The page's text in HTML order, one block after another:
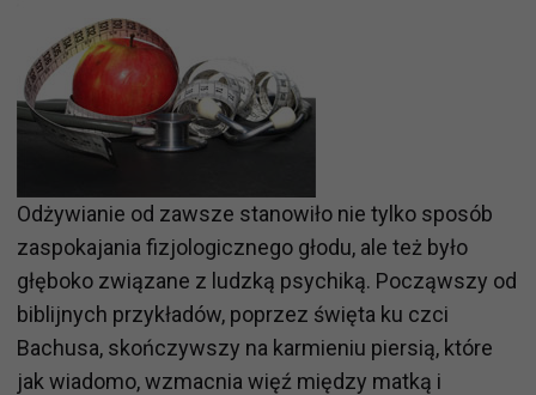
Odżywianie od zawsze stanowiło nie tylko sposób
zaspokajania fizjologicznego głodu, ale też było
głęboko związane z ludzką psychiką. Począwszy od
biblijnych przykładów, poprzez święta ku czci
Bachusa, skończywszy na karmieniu piersią, które
jak wiadomo, wzmacnia więź między matką i